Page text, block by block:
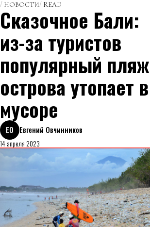
НОВОСТИ READ
Сказочное Бали:
из-за туристов
популярный пляж
острова утопает в
мусоре
ЕО
Евгений Овчинников
14 апреля 2023